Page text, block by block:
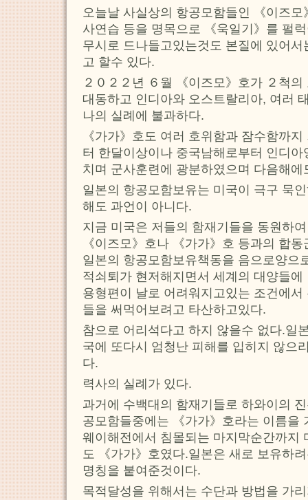
오늘날 사실상의 항공모함들인 《이즈
사연습 등을 명목으로 《욱일기》를 펄
무시로 드나들고있는것도 본질에 있어
고 할수 있다.
２０２２년 ６월 《이즈모》호가 ２척
대동하고 인디아와 오스트랄리아, 여러
나의 실례에 불과하다.
《가가》호도 여러 호위함과 잠수함까
터 한달이상이나 중국남해로부터 인디
치며 군사훈련에 광분하였으며 다음해
일본의 항공모함보유는 미국이 극구 묵
해도 과언이 아니다.
지금 미국은 저들의 함재기들을 동원하
《이즈모》호나 《가가》호 등과의 합
일본의 항공모함보유책동을 음으로양으
적쇠퇴가 현저해지면서 세계의 대양들
용형편이 날로 어려워지고있는 조건에
들을 써먹어보려고 타산하고있다.
참으로 어리석다고 하지 않을수 없다.일
국에 또다시 엄청난 피해를 입히지 않으
다.
력사의 실례가 있다.
과거에 수백대의 함재기들로 하와이의
공모함들중에는 《가가》호라는 이름을
웨이해전에서 침몰되는 마지막순간까지
도 《가가》호였다.일본은 새로 보유하
명칭을 붙여준것이다.
목적달성을 위해서는 수단과 방법을 가